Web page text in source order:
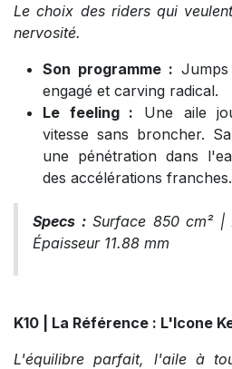
Le choix des riders qui
nervosité.
Son programme :
engagé et carving radical.
Le feeling : Une aile
vitesse sans broncher.
une pénétration dans
des accélérations franches.
Specs :Surface 850 cm² |
Épaisseur 11.88 mm
K10 | La Référence : L'Icone
L'équilibre parfait, l'aile à